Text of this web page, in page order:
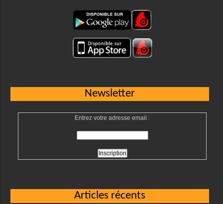
Newsletter
Entrez votre adresse email :
Articles récents